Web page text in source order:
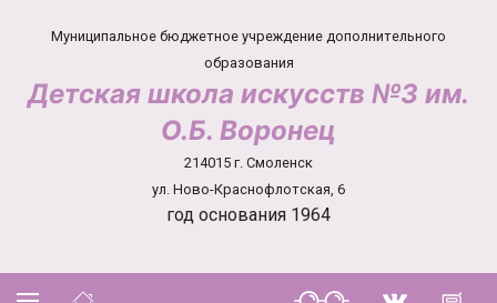
Муниципальное бюджетное учреждение дополнительного
образования
Детская школа искусств №3 им.
О.Б. Воронец
214015 г. Смоленск
ул. Ново-Краснофлотская, 6
год основания 1964